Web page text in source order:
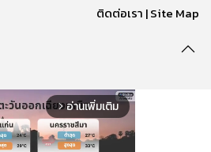
ติดต่อเรา | Site Map
arrow_forward_ios อ่านเพิ่มเติม